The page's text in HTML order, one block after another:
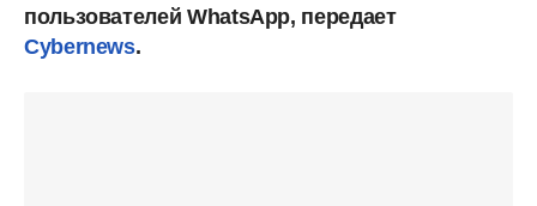
пользователей WhatsApp, передает
Cybernews.